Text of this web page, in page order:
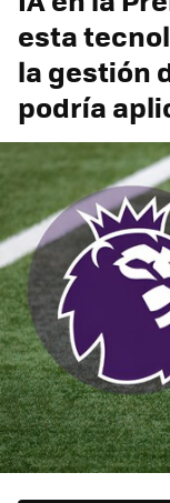
esta
la gestión
podría